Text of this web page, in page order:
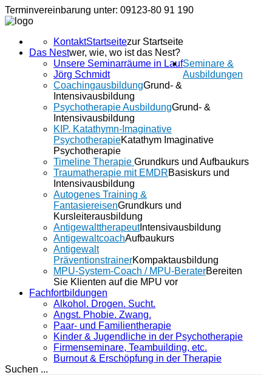
Terminvereinbarung unter: 09123-80 91 190
Startseitezur Startseite
Kontakt
Das Nestwer, wie, wo ist das Nest?
Unsere Seminarräume in Lauf
Jörg Schmidt
Seminare &
Ausbildungen
CoachingausbildungGrund- &
Intensivausbildung
Psychotherapie AusbildungGrund- &
Intensivausbildung
KIP. Katathymn-Imaginative
PsychotherapieKatathym Imaginative
Psychotherapie
Timeline Therapie Grundkurs und Aufbaukurs
Traumatherapie mit EMDRBasiskurs und
Intensivausbildung
Autogenes Training &
FantasiereisenGrundkurs und
Kursleiterausbildung
AntigewalttherapeutIntensivausbildung
AntigewaltcoachAufbaukurs
Antigewalt
PräventionstrainerKompaktausbildung
MPU-System-Coach / MPU-BeraterBereiten
Sie Klienten auf die MPU vor
Fachfortbildungen
Alkohol. Drogen. Sucht.
Angst. Phobie. Zwang.
Paar- und Familientherapie
Kinder & Jugendliche in der Psychotherapie
Firmenseminare, Teambuilding, etc.
Burnout & Erschöpfung in der Therapie
Suchen ...